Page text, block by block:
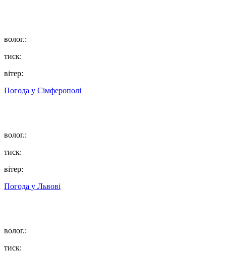
волог.:
тиск:
вітер:
Погода у Сімферополі
волог.:
тиск:
вітер:
Погода у Львові
волог.:
тиск: